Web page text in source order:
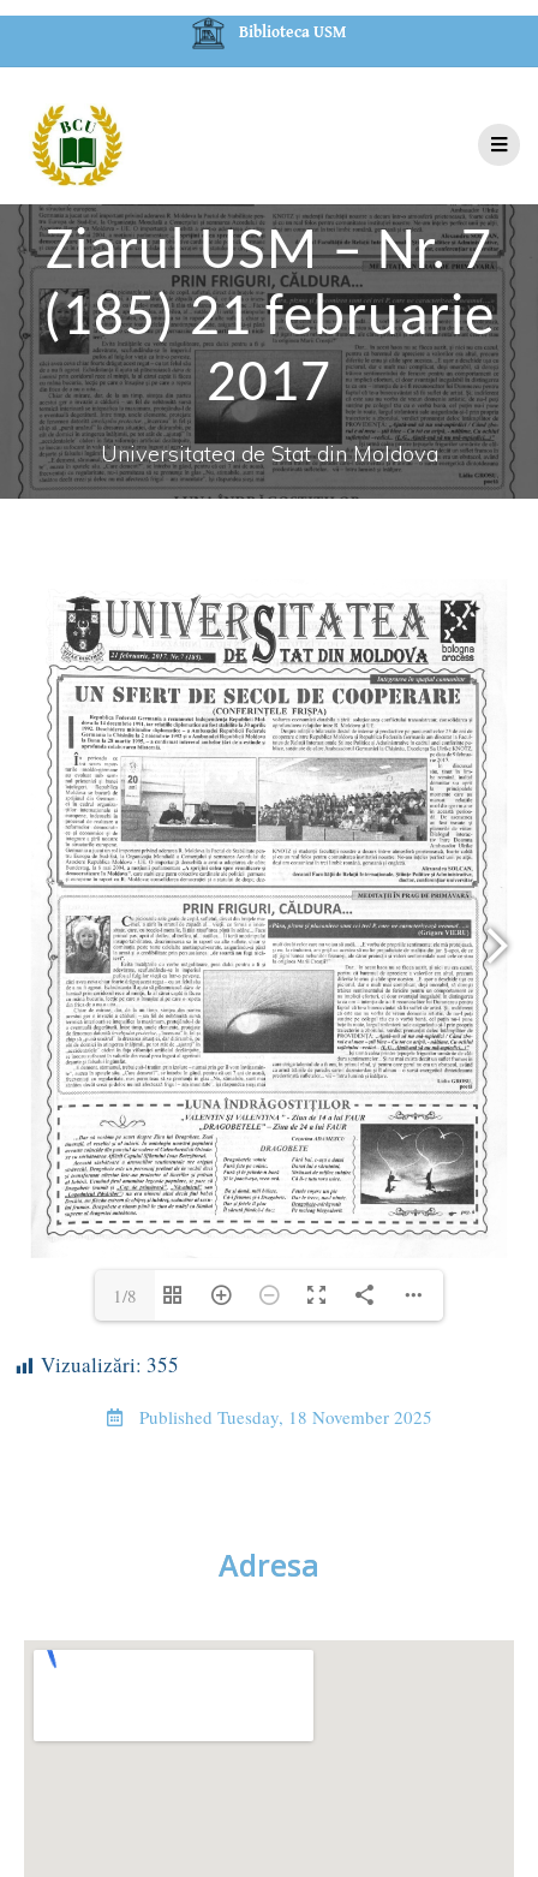
Biblioteca USM
Ziarul USM – Nr. 7
(185) 21 februarie
2017
Universitatea de Stat din Moldova
1/8
Vizualizări: 355
Published Tuesday, 18 November 2025
Adresa